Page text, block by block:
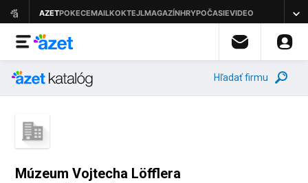
Hľadať firmu
Múzeum Vojtecha Löfflera